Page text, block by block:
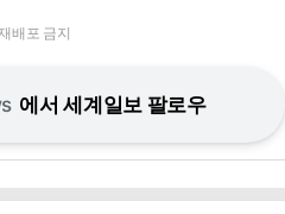
배포 금지
에서 세계일보 팔로우